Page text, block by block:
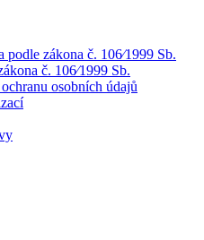
zákona č. 106⁄1999 Sb.
č. 106⁄1999 Sb.
osobních údajů